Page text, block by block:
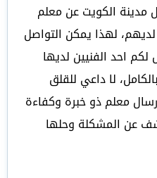
مدينة الكويت عن معلم
لهذا يمكن التواصل
احد الفنيين لديها
لا داعي للقلق
معلم ذو خبرة وكفاءة
عن المشكلة وحلها